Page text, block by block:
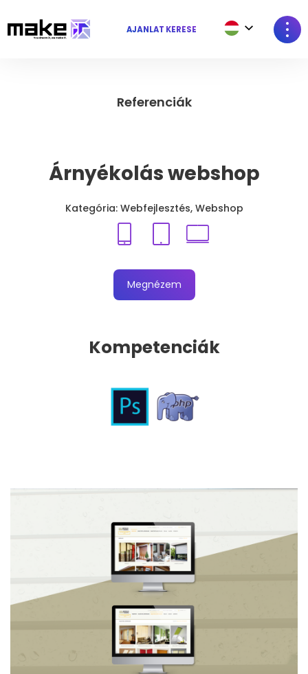
AJÁNLAT KÉRÉSE
Referenciák
Árnyékolás webshop
Kategória: Webfejlesztés, Webshop
Megnézem
Kompetenciák